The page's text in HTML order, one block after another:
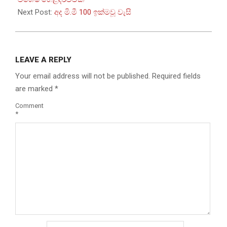
Next Post: අද මි.මී 100 ඉක්මවූ වැසි
LEAVE A REPLY
Your email address will not be published. Required fields
are marked *
Comment
*